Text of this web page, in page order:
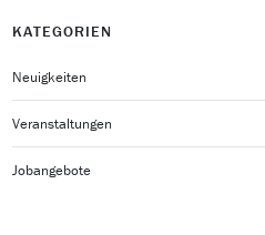
KATEGORIEN
Neuigkeiten
Veranstaltungen
Jobangebote